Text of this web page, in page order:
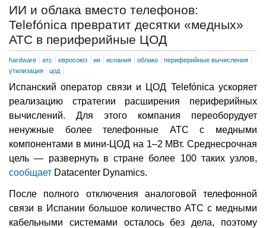
ИИ и облака вместо телефонов:
Telefónica превратит десятки «медных»
АТС в периферийные ЦОД
hardware атс евросоюз ии испания облако
периферийные вычисления
утилизация
цод
Испанский оператор связи и ЦОД Telefónica ускоряет
реализацию стратегии расширения периферийных
вычислений. Для этого компания переоборудует
ненужные более телефонные АТС с медными
компонентами в мини-ЦОД на 1–2 МВт. Среднесрочная
цель — развернуть в стране более 100 таких узлов,
сообщает Datacenter Dynamics.
После полного отключения аналоговой телефонной
связи в Испании большое количество АТС с медными
кабельными системами осталось без дела, поэтому